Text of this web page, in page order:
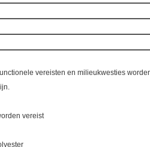
vereisten en milieukwesties
vereist